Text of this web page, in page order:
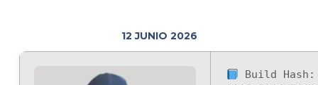
12 JUNIO 2026
Build Hash: